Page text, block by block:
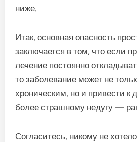
ниже.
Итак, основная опасность
заключается в том, что если
лечение постоянно
то заболевание может не
хроническим, но и привести к
более страшному недугу —
Согласитесь, никому не